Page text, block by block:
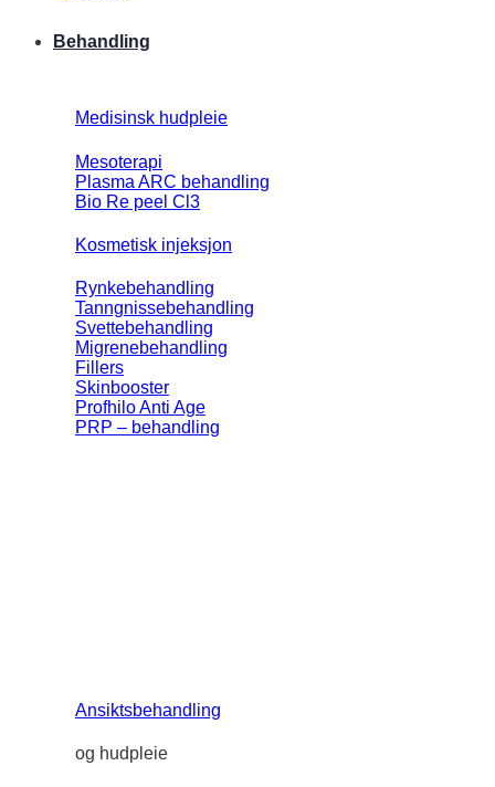
Behandling
Medisinsk hudpleie
Mesoterapi
Plasma ARC behandling
Bio Re peel Cl3
Kosmetisk injeksjon
Rynkebehandling
Tanngnissebehandling
Svettebehandling
Migrenebehandling
Fillers
Skinbooster
Profhilo Anti Age
PRP – behandling
Ansiktsbehandling
og hudpleie